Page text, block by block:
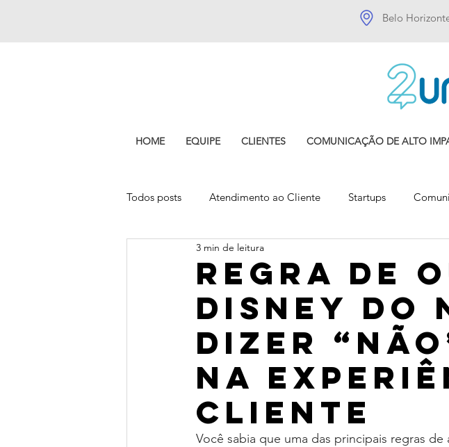
Belo
HOME EQUIPE CLIENTES COMUNICAÇÃO DE ALTO
Todos posts Atendimento ao Cliente Startups
Experiência do cliente
Regra de
Disney do
dizer
na
Cliente
3 min de leitura
Você sabia que uma das principais regras